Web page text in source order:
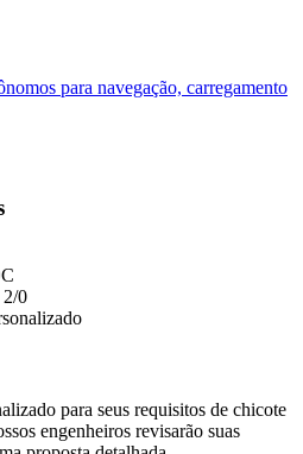
para navegação, carregamento
0
para seus requisitos de chicote
engenheiros revisarão suas